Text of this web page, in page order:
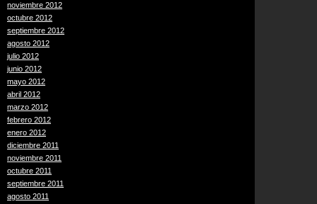
noviembre 2012
octubre 2012
septiembre 2012
agosto 2012
julio 2012
junio 2012
mayo 2012
abril 2012
marzo 2012
febrero 2012
enero 2012
diciembre 2011
noviembre 2011
octubre 2011
septiembre 2011
agosto 2011